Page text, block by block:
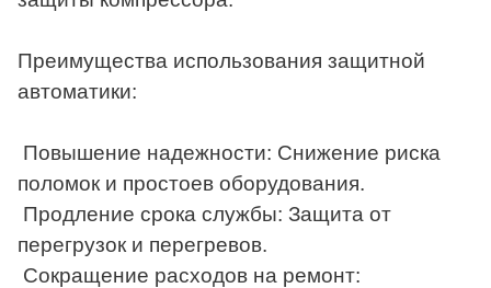
Преимущества использования защитной
автоматики:
Повышение надежности: Снижение риска
поломок и простоев оборудования.
Продление срока службы: Защита от
перегрузок и перегревов.
Сокращение расходов на ремонт: